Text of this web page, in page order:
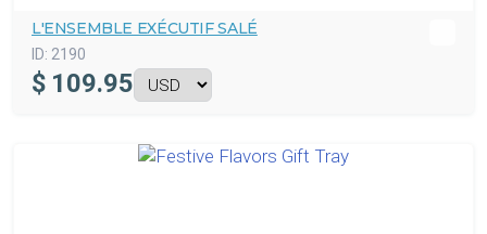
L'ENSEMBLE EXÉCUTIF SALÉ
ID: 2190
$ 109.95